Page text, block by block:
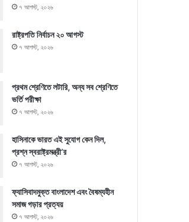
৭ আগস্ট, ২০২৬
রাষ্ট্রপতি নির্বাচন ২০ আগস্ট
৭ আগস্ট, ২০২৬
প্রথম শ্রেণিতে লটারি, অন্য সব শ্রেণিতে
ভর্তি পরীক্ষা
৭ আগস্ট, ২০২৬
হাসিনাকে ভারত এই সুযোগ কেন দিল,
প্রশ্ন স্বরাষ্ট্রমন্ত্রী’র
৭ আগস্ট, ২০২৬
ফ্যাসিবাদমুক্ত বাংলাদেশ এবং বৈষম্যহীন
সমাজ গড়ার প্রত্যয়
৭ আগস্ট, ২০২৬